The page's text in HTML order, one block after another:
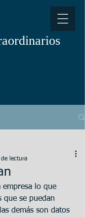
lectura
empresa lo que
que se puedan
demás son datos